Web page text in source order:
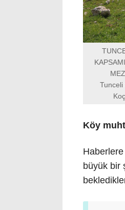
Tunceli
Köy
büyük bir